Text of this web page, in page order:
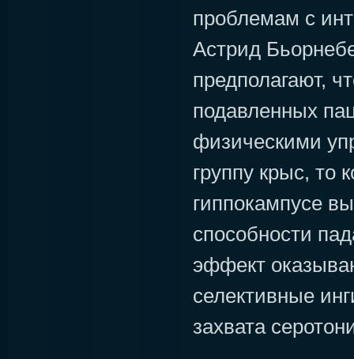
проблемам с
Астрид
предполагают,
подавленных
физическими
группу крыс, то
гиппокампусе
способности
эффект
селективные
захвата